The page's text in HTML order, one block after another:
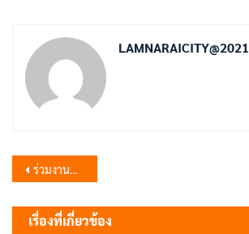
LAMNARAICITY@2021
แนะแนว
เรื่อง
ร่วมงานทอดผ้าป่าสามัคคีชมรมผู้สูงอายุ
เรื่องที่เกี่ยวข้อง